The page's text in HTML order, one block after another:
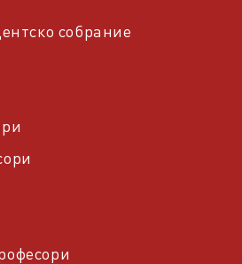
собрание